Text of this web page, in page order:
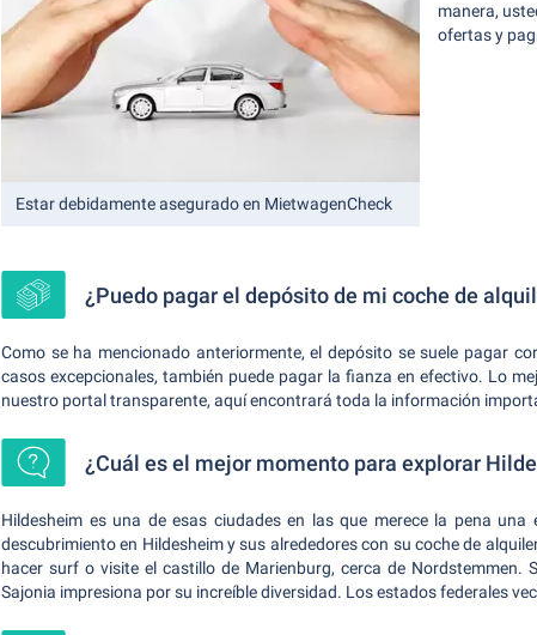
Estar debidamente asegurado en MietwagenCheck
manera,
ofertas y
¿Puedo pagar el depósito de mi coche de
Como se ha mencionado anteriormente, el depósito se suele pagar
casos excepcionales, también puede pagar la fianza en efectivo. Lo
nuestro portal transparente, aquí encontrará toda la información
¿Cuál es el mejor momento para explorar
Hildesheim es una de esas ciudades en las que merece la pena
descubrimiento en Hildesheim y sus alrededores con su coche de
hacer surf o visite el castillo de Marienburg, cerca de Nordstemmen.
Sajonia impresiona por su increíble diversidad. Los estados federales